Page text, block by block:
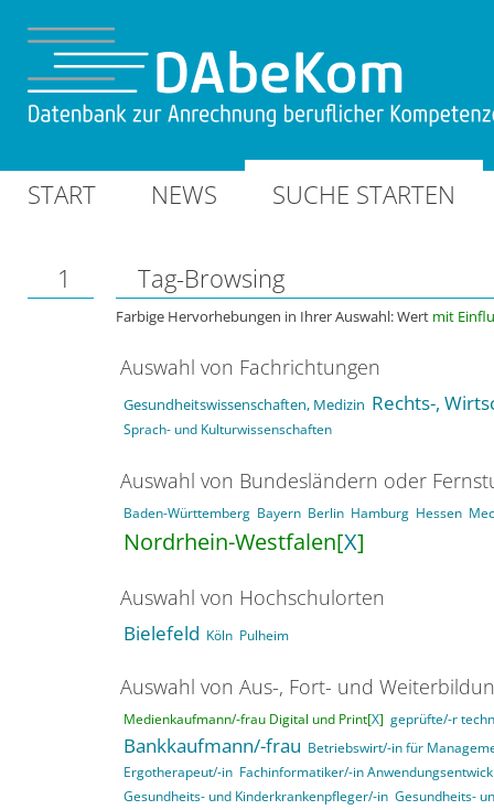
START NEWS SUCHE STARTEN
1 Tag-Browsing
Farbige Hervorhebungen in Ihrer Auswahl: Wert mit
Auswahl von Fachrichtungen
Gesundheitswissenschaften, Medizin Rechts-,
Sprach- und Kulturwissenschaften
Auswahl von Bundesländern oder
Baden-Württemberg Bayern Berlin Hamburg Hessen
Nordrhein-Westfalen[X]
Auswahl von Hochschulorten
Bielefeld Köln Pulheim
Auswahl von Aus-, Fort- und
Medienkaufmann/-frau Digital und Print[X] geprüfte/-r
Bankkaufmann/-frau Betriebswirt/-in für
Ergotherapeut/-in Fachinformatiker/-in
Gesundheits- und Kinderkrankenpfleger/-in Gesundheits-